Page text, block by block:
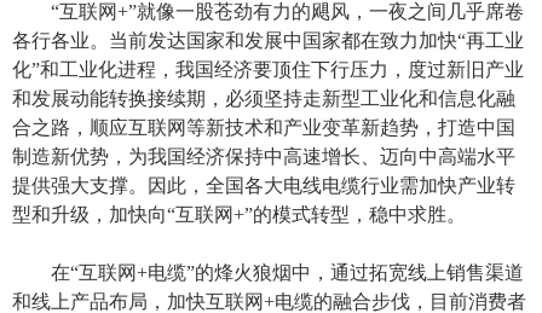
“互联网+”就像一股苍劲有力的飓风，一夜之间几乎席卷
各行各业。当前发达国家和发展中国家都在致力加快“再工业
化”和工业化进程，我国经济要顶住下行压力，度过新旧产业
和发展动能转换接续期，必须坚持走新型工业化和信息化融
合之路，顺应互联网等新技术和产业变革新趋势，打造中国
制造新优势，为我国经济保持中高速增长、迈向中高端水平
提供强大支撑。因此，全国各大电线电缆行业需加快产业转
型和升级，加快向“互联网+”的模式转型，稳中求胜。
在“互联网+电缆”的烽火狼烟中，通过拓宽线上销售渠道
和线上产品布局，加快互联网+电缆的融合步伐，目前消费者